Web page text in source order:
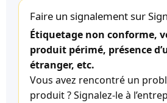
Faire un signalement sur
Étiquetage non conforme,
produit périmé, présence
étranger, etc.
Vous avez rencontré un
produit ? Signalez-le à